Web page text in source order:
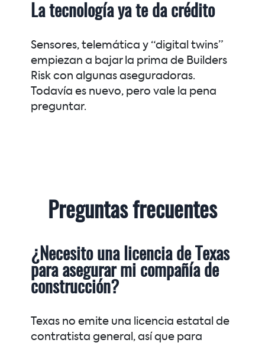
La tecnología ya te da crédito
Sensores, telemática y “digital twins”
empiezan a bajar la prima de Builders
Risk con algunas aseguradoras.
Todavía es nuevo, pero vale la pena
preguntar.
Preguntas frecuentes
¿Necesito una licencia de Texas
para asegurar mi compañía de
construcción?
Texas no emite una licencia estatal de
contratista general, así que para